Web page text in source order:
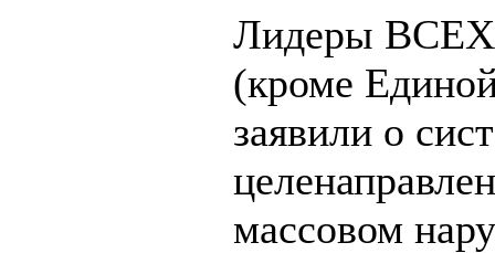
Лидеры ВСЕХ
(кроме
заявили о
массовом